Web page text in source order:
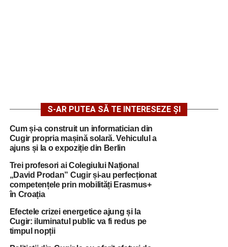
S-AR PUTEA SĂ TE INTERESEZE ȘI
Cum și-a construit un informatician din
Cugir propria mașină solară. Vehiculul a
ajuns și la o expoziție din Berlin
Trei profesori ai Colegiului Național
„David Prodan” Cugir și-au perfecționat
competențele prin mobilități Erasmus+
în Croația
Efectele crizei energetice ajung și la
Cugir: iluminatul public va fi redus pe
timpul nopții